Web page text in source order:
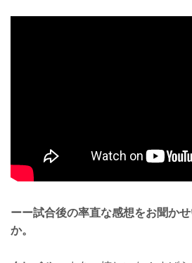
ーー試合後の率直な感想をお聞か
か。